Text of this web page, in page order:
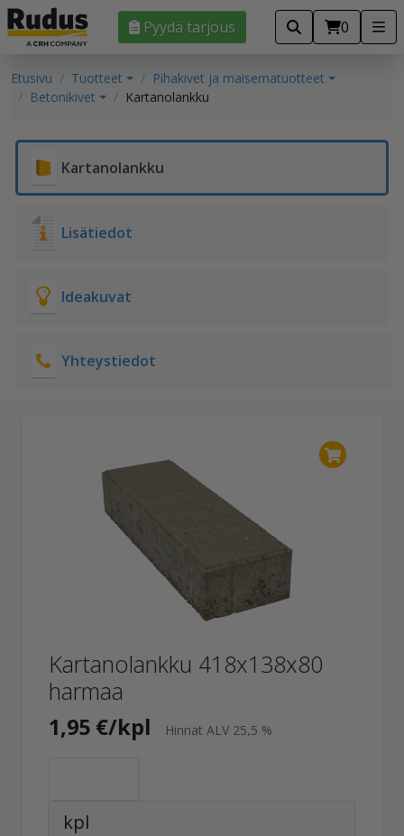
Pyydä tarjous 0
Etusivu Tuotteet
Pihakivet ja maisematuotteet
Betonikivet
Kartanolankku
Kartanolankku
Lisätiedot
Ideakuvat
Yhteystiedot
Kartanolankku 418x138x80
harmaa
1,95 €/kpl Hinnat ALV 25,5 %
kpl